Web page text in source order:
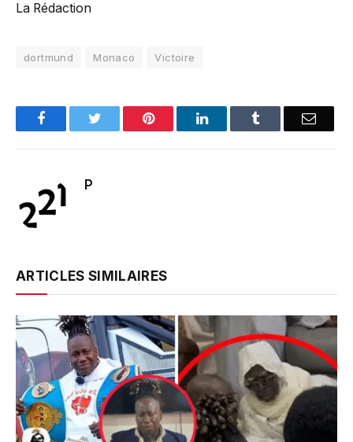
La Rédaction
dortmund Monaco Victoire
FacebookTwitter Pinterest LinkedInTumblr Email
P
ARTICLES SIMILAIRES